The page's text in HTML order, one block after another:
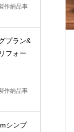
作納品事
プラン&
フォー
作納品事
シンプ